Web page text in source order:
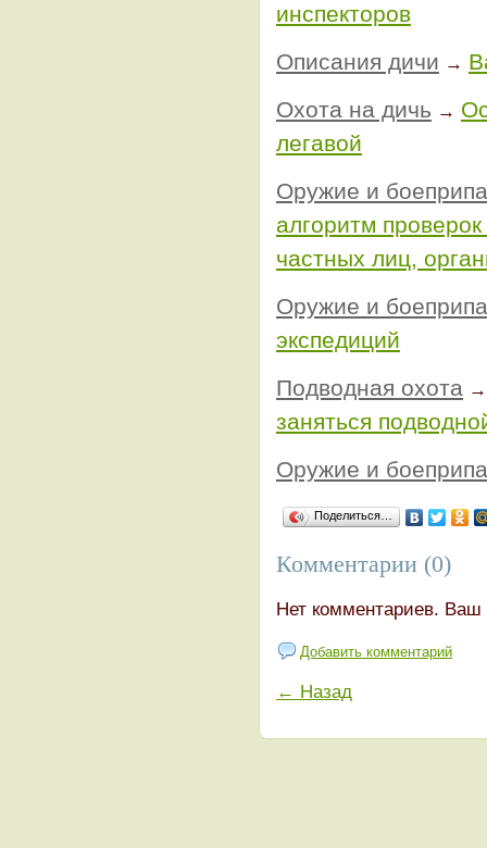
инспекторов
Описания дичи →
Охота на дичь →
легавой
Оружие и
алгоритм
частных лиц,
Оружие и
экспедиций
Подводная охота
заняться
Оружие и
Поделиться…
Комментарии (0)
Нет комментариев.
Добавить комментарий
← Назад